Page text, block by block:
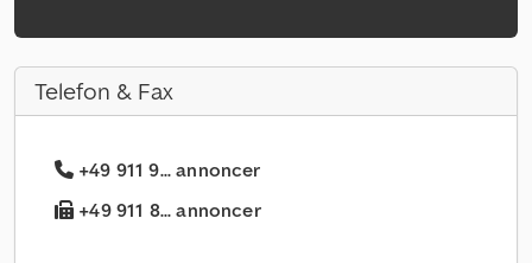
Telefon & Fax
+49 911 9... annoncer
+49 911 8... annoncer